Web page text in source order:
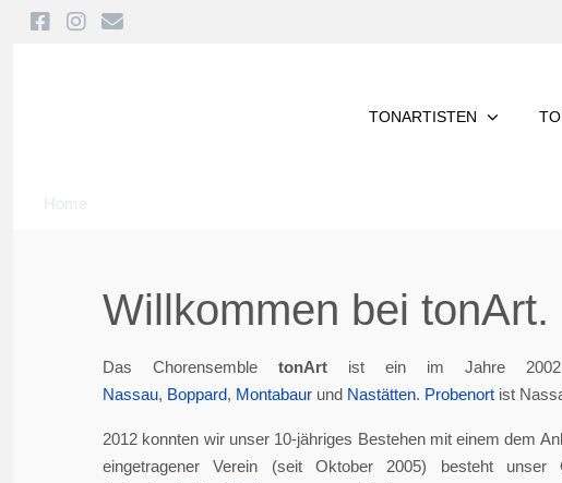
TONARTISTEN
Home
Willkommen bei tonArt.
Das ChorensembletonArt ist ein im Jahre 2002
Nassau, Boppard, Montabaur und Nastätten. Probenort ist
2012 konnten wir unser 10-jähriges Bestehen mit einem dem
eingetragener Verein (seit Oktober 2005) besteht